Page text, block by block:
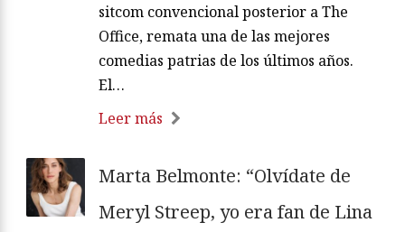
sitcom convencional posterior a The
Office, remata una de las mejores
comedias patrias de los últimos años.
El…
Leer más
Marta Belmonte: “Olvídate de
Meryl Streep, yo era fan de Lina